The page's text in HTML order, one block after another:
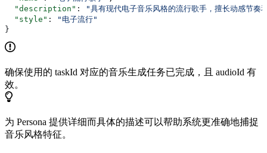
  "description"
:
"具有现代电子音乐风格的流行歌手，擅长动感节奏
  "style"
:
"电子流行"
}
确保使用的 taskId 对应的音乐生成任务已完成，且 audioId 有
效。
为 Persona 提供详细而具体的描述可以帮助系统更准确地捕捉
音乐风格特征。